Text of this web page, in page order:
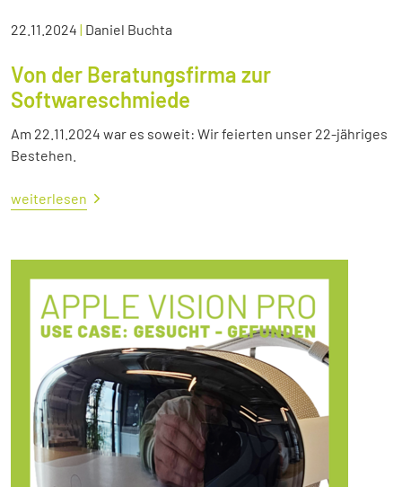
22.11.2024 | Daniel Buchta
Von der Beratungsfirma zur
Softwareschmiede
Am 22.11.2024 war es soweit: Wir feierten unser 22-jähriges
Bestehen.
weiterlesen